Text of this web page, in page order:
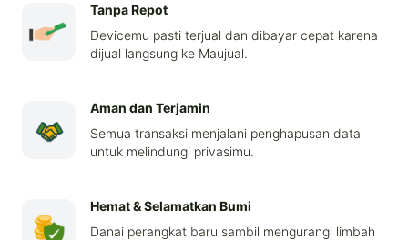
Tanpa Repot
Devicemu pasti terjual dan dibayar cepat karena
dijual langsung ke Maujual.
Aman dan Terjamin
Semua transaksi menjalani penghapusan data
untuk melindungi privasimu.
Hemat & Selamatkan Bumi
Danai perangkat baru sambil mengurangi limbah